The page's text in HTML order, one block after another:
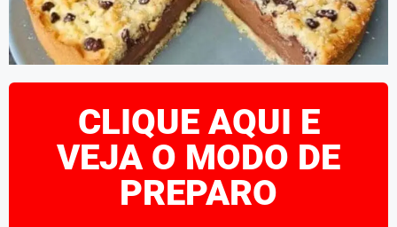
CLIQUE AQUI E
VEJA O MODO DE
PREPARO